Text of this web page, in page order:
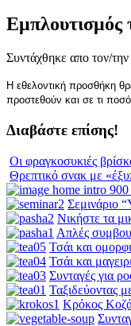
Συντάχθηκε απο τον/την
Η εθελοντική προσθήκη
προστεθούν και σε τι
Διαβάστε επίσης!
Οι φραγκοσυκιές
Θρεπτικό σνακ με
Σεμινάριο
Νικήστε τα
Απλές
Τσάι και
Τσάι και
Συνταγές για
Ταξιδεύοντας
Κρόκος